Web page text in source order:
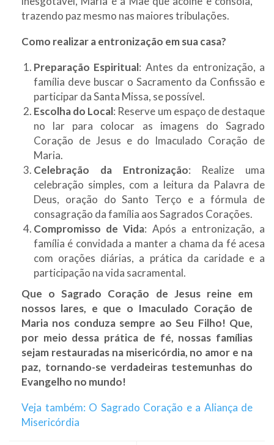
trazendo paz mesmo nas maiores tribulações.
Como realizar a entronização em sua casa?
Preparação Espiritual: Antes da entronização, a
família deve buscar o Sacramento da Confissão e
participar da Santa Missa, se possível.
Escolha do Local: Reserve um espaço de destaque
no lar para colocar as imagens do Sagrado
Coração de Jesus e do Imaculado Coração de
Maria.
Celebração da Entronização: Realize uma
celebração simples, com a leitura da Palavra de
Deus, oração do Santo Terço e a fórmula de
consagração da família aos Sagrados Corações.
Compromisso de Vida: Após a entronização, a
família é convidada a manter a chama da fé acesa
com orações diárias, a prática da caridade e a
participação na vida sacramental.
Que o Sagrado Coração de Jesus reine em
nossos lares, e que o Imaculado Coração de
Maria nos conduza sempre ao Seu Filho! Que,
por meio dessa prática de fé, nossas famílias
sejam restauradas na misericórdia, no amor e na
paz, tornando-se verdadeiras testemunhas do
Evangelho no mundo!
Veja também: O Sagrado Coração e a Aliança de
Misericórdia